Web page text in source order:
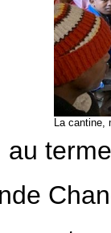
La cantine,
au